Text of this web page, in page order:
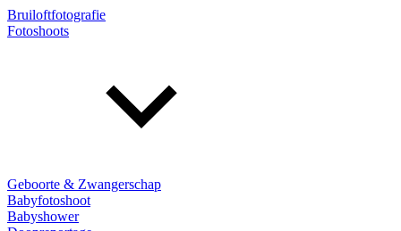
Bruiloftfotografie
Fotoshoots
Geboorte & Zwangerschap
Babyfotoshoot
Babyshower